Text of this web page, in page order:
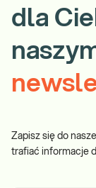
dla
Zapisz się do
trafiać informacje